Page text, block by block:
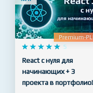
NEW
Premium-
    
     5
React с нуля для